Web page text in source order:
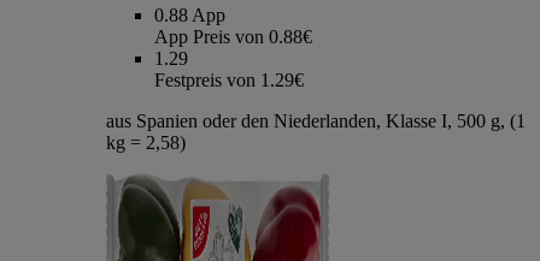
0.88 App
App Preis von 0.88€
1.29
Festpreis von 1.29€
aus Spanien oder den Niederlanden, Klasse I, 500 g, (1
kg = 2,58)